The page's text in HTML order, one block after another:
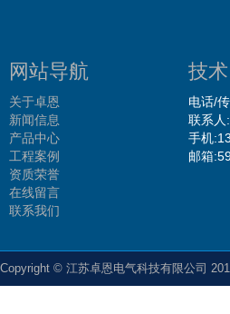
网站导航
关于卓恩
新闻信息
产品中心
工程案例
资质荣誉
在线留言
联系我们
技
电话/
联系人
手机
邮箱
Copyright © 江苏卓恩电气科技有限公司